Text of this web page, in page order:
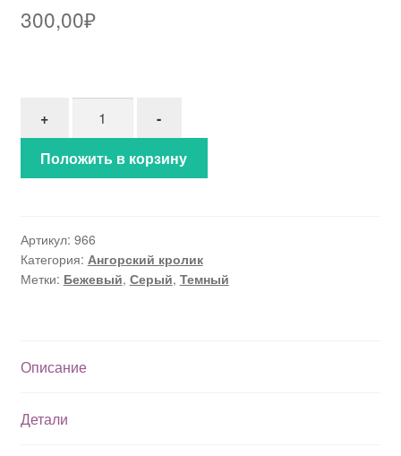
300,00₽
+
-
Положить в корзину
Артикул: 966
Категория: Ангорский кролик
Метки: Бежевый, Серый, Темный
Описание
Детали